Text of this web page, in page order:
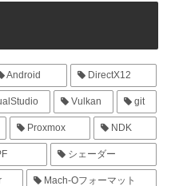
Android DirectX12
Vulkan git
Proxmox NDK
シェーダー
Mach-Oフォーマット